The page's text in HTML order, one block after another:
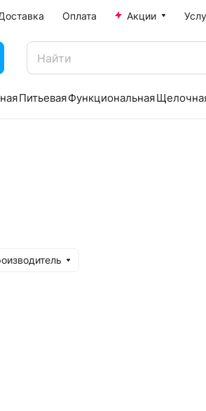
Оплата Акции
ПитьеваяФункциональная